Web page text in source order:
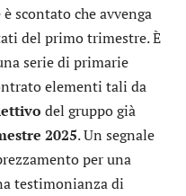
scontato che avvenga
del primo trimestre. È
serie di primarie
elementi tali da
del gruppo già
2025. Un segnale
per una
testimonianza di